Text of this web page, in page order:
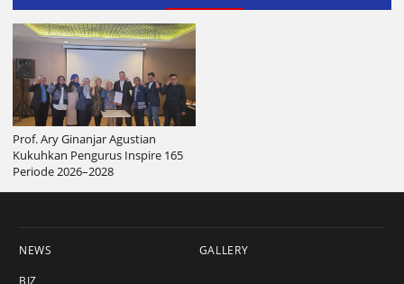
Prof. Ary Ginanjar Agustian
Kukuhkan Pengurus Inspire 165
Periode 2026–2028
NEWS
BIZ
GALLERY